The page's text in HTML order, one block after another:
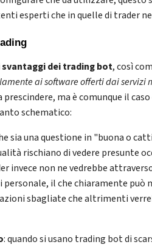
esperti che in quelle di trader
svantaggi dei trading bot, così
ai software offerti dai servizi
ma è comunque il caso
schematico:
sia una questione in "buona o
rischiano di vedere presunte
invece non ne vedrebbe
il che chiaramente può
sbagliate che altrimenti
: quando si usano trading bot di